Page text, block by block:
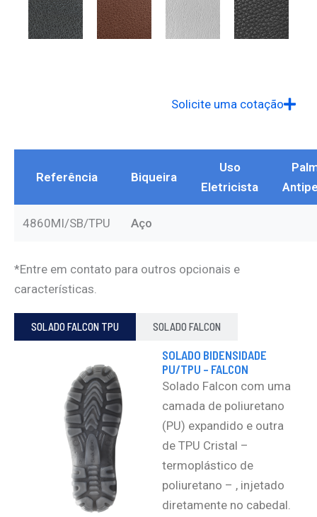
HIDROFUGADA
PRETA
HIDROFUGADA
MARROM
HIDROFUGADA
BRANCA
E
Solicite uma cotação
Referência Biqueira
Uso
Eletricista
4860MI/SB/TPU Aço
*Entre em contato para outros opcionais e
características.
SOLADO FALCON TPU SOLADO FALCON
SOLADO BIDENSIDADE
PU/TPU – FALCON
Solado Falcon com uma
camada de poliuretano
(PU) expandido e outra
de TPU Cristal –
termoplástico de
poliuretano – , injetado
diretamente no cabedal.